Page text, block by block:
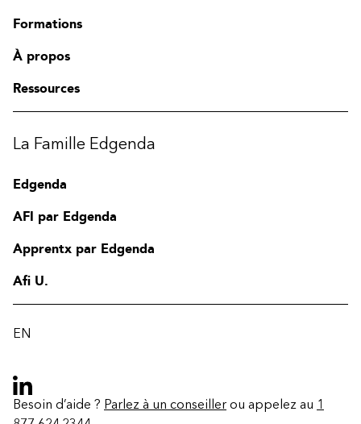
Formations
À propos
Ressources
La Famille Edgenda
Edgenda
AFI par Edgenda
Apprentx par Edgenda
Afi U.
EN
Besoin d’aide ? Parlez à un conseiller ou appelez au 1